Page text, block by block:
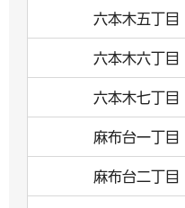
六本木五丁目
六本木六丁目
六本木七丁目
麻布台一丁目
麻布台二丁目